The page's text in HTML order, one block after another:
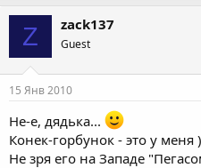
Z zack137
Guest
15 Янв 2010
Не-е, дядька...
Конек-горбунок - это у меня )
Не зря его на Западе